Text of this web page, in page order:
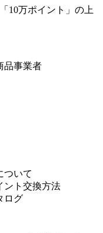
10万ポイント」の上
品事業者
ついて
ント交換方法
ログ